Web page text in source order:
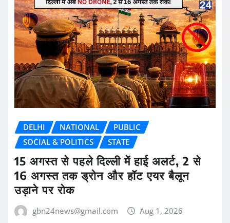
DELHI NATIONAL
PUBLIC
SOCIAL & POLITICS
STATE
15 अगस्त से पहले दिल्ली में हाई अलर्ट, 2 से
16 अगस्त तक ड्रोन और हॉट एयर बैलून
उड़ाने पर रोक
gbn24news@gmail.com Aug 1, 2026